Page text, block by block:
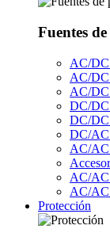
Fuentes
AC/DC
AC/DC
AC/
DC/DC
DC/DC
DC/AC
AC/AC
AC/AC
AC/AC
Protección